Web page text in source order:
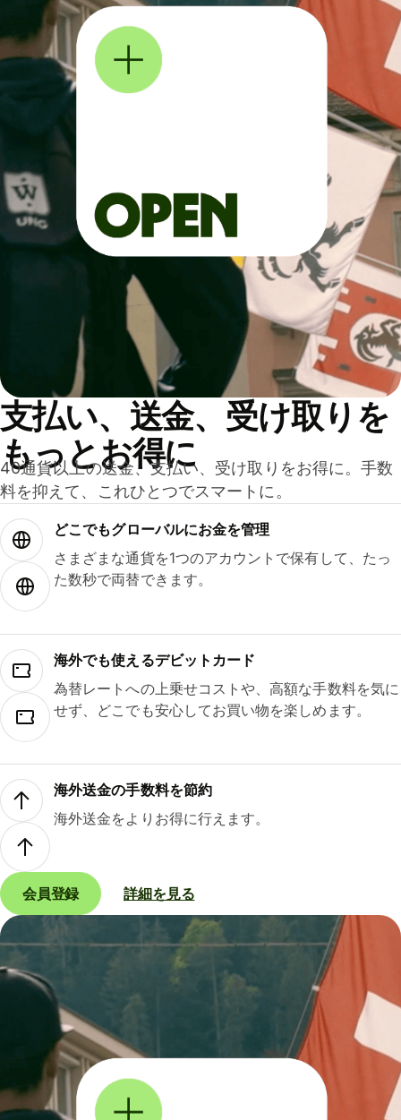
支払い、送金、受け取りを
もっとお得に
40通貨以上の送金、支払い、受け取りをお得に。手数
料を抑えて、これひとつでスマートに。
どこでもグ⁠ロ⁠ー⁠バ⁠ルにお金を管理
さまざまな通貨を1つのアカウントで保有して、たっ
た数秒で両替できます。
海外でも使えるデビットカード
為替レートへの上乗せコストや、高額な手数料を気に
せず、どこでも安心してお買い物を楽しめます。
海外送金の手数料を節約
海外送金をよりお得に行えます。
会員登録 詳細を見る